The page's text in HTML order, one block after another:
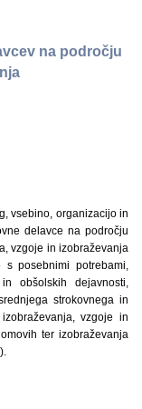
na področju
vsebino, organizacijo in
delavce na področju
vzgoje in izobraževanja
posebnimi potrebami,
obšolskih dejavnosti,
strokovnega in
vzgoje in
ter izobraževanja